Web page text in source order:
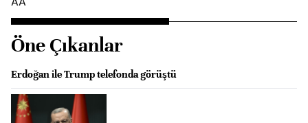
Öne Çıkanlar
Erdoğan ile Trump telefonda görüştü